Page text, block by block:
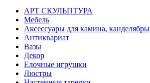
АРТ СКУЛЬПТУРА
Мебель
Аксессуары для камина, канделябры
Антиквариат
Вазы
Декор
Елочные игрушки
Люстры